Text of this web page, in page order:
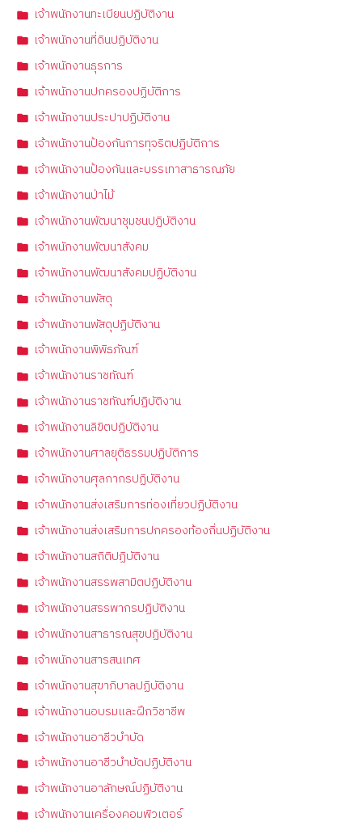
เจ้าพนักงานทะเบียนปฏิบัติงาน
เจ้าพนักงานที่ดินปฏิบัติงาน
เจ้าพนักงานธุรการ
เจ้าพนักงานปกครองปฏิบัติการ
เจ้าพนักงานประปาปฏิบัติงาน
เจ้าพนักงานป้องกันการทุจริตปฏิบัติการ
เจ้าพนักงานป้องกันและบรรเทาสาธารณภัย
เจ้าพนักงานป่าไม้
เจ้าพนักงานพัฒนาชุมชนปฏิบัติงาน
เจ้าพนักงานพัฒนาสังคม
เจ้าพนักงานพัฒนาสังคมปฏิบัติงาน
เจ้าพนักงานพัสดุ
เจ้าพนักงานพัสดุปฏิบัติงาน
เจ้าพนักงานพิพิธภัณฑ์
เจ้าพนักงานราชทัณฑ์
เจ้าพนักงานราชทัณฑ์ปฏิบัติงาน
เจ้าพนักงานลิขิตปฏิบัติงาน
เจ้าพนักงานศาลยุติธรรมปฏิบัติการ
เจ้าพนักงานศุลกากรปฏิบัติงาน
เจ้าพนักงานส่งเสริมการท่องเที่ยวปฏิบัติงาน
เจ้าพนักงานส่งเสริมการปกครองท้องถิ่นปฏิบัติงาน
เจ้าพนักงานสถิติปฏิบัติงาน
เจ้าพนักงานสรรพสามิตปฏิบัติงาน
เจ้าพนักงานสรรพากรปฏิบัติงาน
เจ้าพนักงานสาธารณสุขปฏิบัติงาน
เจ้าพนักงานสารสนเทศ
เจ้าพนักงานสุขาภิบาลปฏิบัติงาน
เจ้าพนักงานอบรมและฝึกวิชาชีพ
เจ้าพนักงานอาชีวบำบัด
เจ้าพนักงานอาชีวบำบัดปฏิบัติงาน
เจ้าพนักงานอาลักษณ์ปฏิบัติงาน
เจ้าพนักงานเครื่องคอมพิวเตอร์